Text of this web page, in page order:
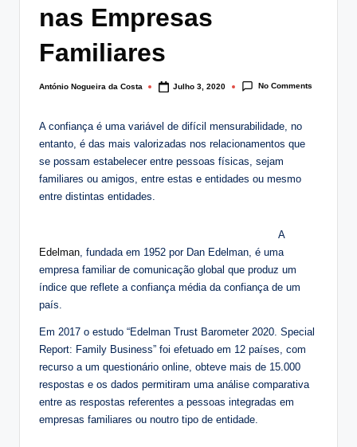
nas Empresas
Familiares
Posted
António Nogueira da Costa Julho 3, 2020 No Comments
A confiança é uma variável de difícil mensurabilidade, no
entanto, é das mais valorizadas nos relacionamentos que
se possam estabelecer entre pessoas físicas, sejam
familiares ou amigos, entre estas e entidades ou mesmo
entre distintas entidades.
A
Edelman, fundada em 1952 por Dan Edelman, é uma
empresa familiar de comunicação global que produz um
índice que reflete a confiança média da confiança de um
país.
Em 2017 o estudo “Edelman Trust Barometer 2020. Special
Report: Family Business” foi efetuado em 12 países, com
recurso a um questionário online, obteve mais de 15.000
respostas e os dados permitiram uma análise comparativa
entre as respostas referentes a pessoas integradas em
empresas familiares ou noutro tipo de entidade.